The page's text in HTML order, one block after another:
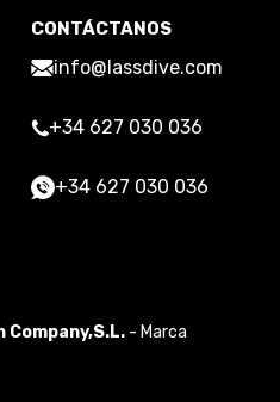
CONTÁCTANOS
info@lassdive.com
+34 627 030 036
+34 627 030 036
- Marca